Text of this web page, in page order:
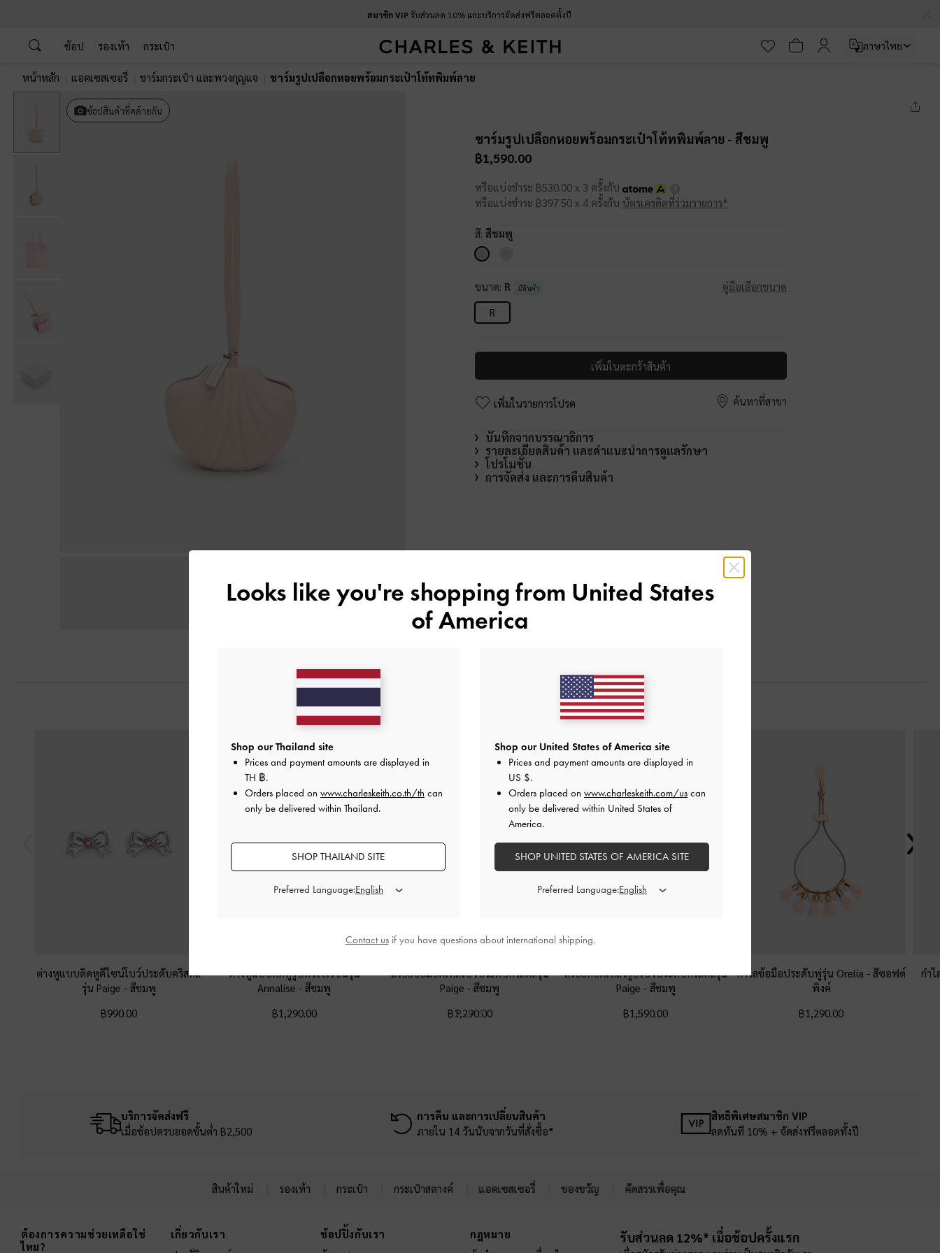
สมาชิก VIPรับส่วนลด 10% และบริการจัดส่งฟรีตลอดทั้งปี
ช้อป รองเท้า กระเป๋า ภาษาไทย
หน้าหลัก แอคเซสเซอรี่ ชาร์มกระเป๋า และพวงกุญแจ ชาร์มรูปเปลือกหอยพร้อมกระเป๋าโท้ทพิมพ์ลาย
ช้อปสินค้าที่คล้ายกัน
ชาร์มรูปเปลือกหอยพร้อมกระเป๋าโท้ทพิมพ์ลาย - สีชมพู
฿1,590.00
หรือแบ่งชำระ ฿530.00 x 3 ครั้งกับ
หรือแบ่งชำระ ฿397.50 x 4 ครั้งกับ บัตรเครดิตที่ร่วมรายการ*
สี: สีชมพู
ขนาด: R มีสินค้า
คู่มือเลือกขนาด
R
เพิ่มในตะกร้าสินค้า
เพิ่มในรายการโปรด ค้นหาที่สาขา
บันทึกจากบรรณาธิการ
รายละเอียดสินค้า และคำแนะนำการดูแลรักษา
โปรโมชั่น
การจัดส่ง และการคืนสินค้า
ต่างหูแบบติดหูดีไซน์โบว์ประดับคริสตัล
รุ่น Paige - สีชมพู
฿990.00
ต่างหูแบบติดหูรูปหัวใจเรซิ่นรุ่น
Annalise-สีชมพู
฿1,290.00
สร้อยข้อมือดีเทลโบว์ประดับคริสตัลรุ่น
Paige-สีชมพู
฿1,290.00
สร้อยคอดีเทลจี้รูปโบว์ประดับคริสตัลรุ่น
Paige - สีชมพู
฿1,590.00
กำไลข้อมือประดับพู่รุ่น Orelia - สีซอฟต์
พิงค์
฿1,290.00
กำ
บริการจัดส่งฟรี
เมื่อช้อปครบยอดขั้นต่ำ ฿2,500
การคืน และการเปลี่ยนสินค้า
ภายใน 14 วันนับจากวันที่สั่งซื้อ*
สิทธิพิเศษสมาชิก VIP
ลดทันที 10% + จัดส่งฟรีตลอดทั้งปี
สินค้าใหม่ รองเท้า กระเป๋า กระเป๋าสตางค์ แอคเซสเซอรี่ ของขวัญ คัดสรรเพื่อคุณ
ต้องการความช่วยเหลือใช่
ไหม?
เกี่ยวกับเรา
ช้อปปิ้งกับเรา
กฎหมาย
รับส่วนลด 12%* เมื่อช้อปครั้งแรก
Looks like you're shopping from United States
of America
Shop our Thailand site
Prices and payment amounts are displayed in
TH ฿.
Orders placed on www.charleskeith.co.th/th can
only be delivered within Thailand.
SHOP THAILAND SITE
Preferred Language:
Shop our United States of America site
Prices and payment amounts are displayed in
US $.
Orders placed on www.charleskeith.com/us can
only be delivered within United States of
America.
SHOP UNITED STATES OF AMERICA SITE
Preferred Language:
Contact usif you have questions about international shipping.